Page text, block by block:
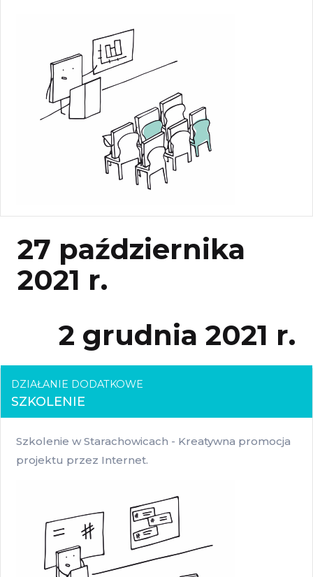
27 października
2021 r.
2 grudnia 2021 r.
DZIAŁANIE DODATKOWE
SZKOLENIE
Szkolenie w Starachowicach - Kreatywna promocja
projektu przez Internet.